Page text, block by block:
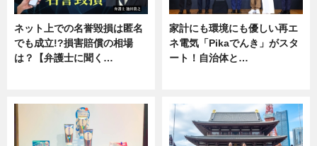
ネット上での名誉毀損は匿名
でも成立!?損害賠償の相場
は？【弁護士に聞く…
家計にも環境にも優しい再エ
ネ電気「Pikaでんき」がスタ
ート！自治体と…